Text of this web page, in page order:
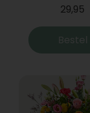
29,95
Bestel